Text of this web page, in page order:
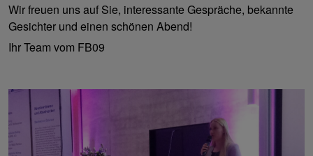
Wir freuen uns auf Sie, interessante Gespräche, bekannte
Gesichter und einen schönen Abend!
Ihr Team vom FB09